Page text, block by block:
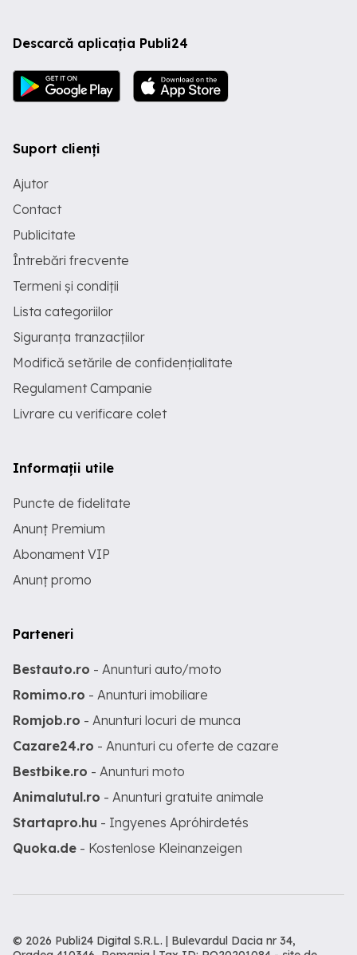
Descarcă aplicația Publi24
Suport clienți
Ajutor
Contact
Publicitate
Întrebări frecvente
Termeni și condiții
Lista categoriilor
Siguranța tranzacțiilor
Modifică setările de confidențialitate
Regulament Campanie
Livrare cu verificare colet
Informații utile
Puncte de fidelitate
Anunț Premium
Abonament VIP
Anunț promo
Parteneri
Bestauto.ro - Anunturi auto/moto
Romimo.ro - Anunturi imobiliare
Romjob.ro - Anunturi locuri de munca
Cazare24.ro - Anunturi cu oferte de cazare
Bestbike.ro - Anunturi moto
Animalutul.ro - Anunturi gratuite animale
Startapro.hu - Ingyenes Apróhirdetés
Quoka.de - Kostenlose Kleinanzeigen
© 2026 Publi24 Digital S.R.L. | Bulevardul Dacia nr 34,